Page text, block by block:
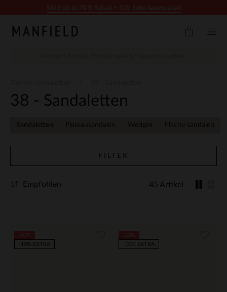
38 - Sandaletten
Sandaletten Plateausandalen Wedges Flache sandalen
FILTER
45 Artikel
Empfohlen
-10% EXTRA
-10% EXTRA